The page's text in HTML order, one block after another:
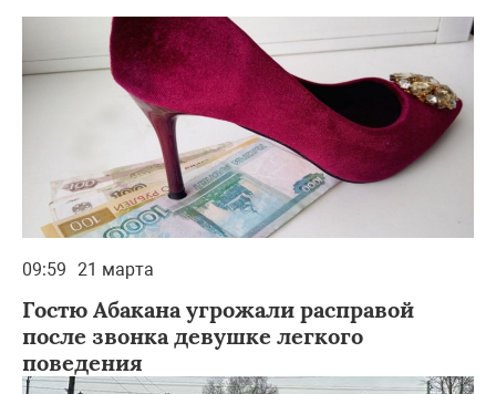
09:59 21 марта
Гостю Абакана угрожали расправой
после звонка девушке легкого
поведения